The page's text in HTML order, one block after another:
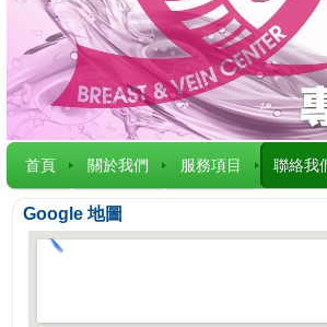
首頁 關於我們 服務項目 聯絡我
Google 地圖